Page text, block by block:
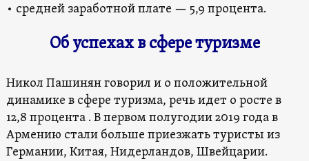
• средней заработной плате — 5,9 процента.
Об успехах в сфере туризме
Никол Пашинян говорил и о положительной
динамике в сфере туризма, речь идет о росте в
12,8 процента . В первом полугодии 2019 года в
Армению стали больше приезжать туристы из
Германии, Китая, Нидерландов, Швейцарии.